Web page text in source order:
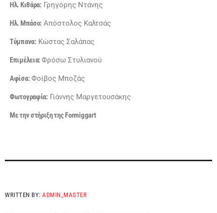
Ηλ. Κιθάρα:Γρηγόρης Ντάνης
Ηλ. Μπάσο: Απόστολος Καλτσάς
Τύμπανα:Κώστας Σαλάπας
Επιμέλεια:Φρόσω Στυλιανού
Αφίσα:Φοίβος Μποζάς
Φωτογραφία:Γιάννης Μαργετουσάκης
Με την στήριξη της Formiggart
WRITTEN BY:ADMIN_MASTER